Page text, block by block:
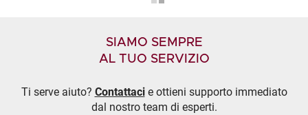
SIAMO SEMPRE
AL TUO SERVIZIO
Ti serve aiuto? Contattacie ottieni supporto immediato
dal nostro team di esperti.